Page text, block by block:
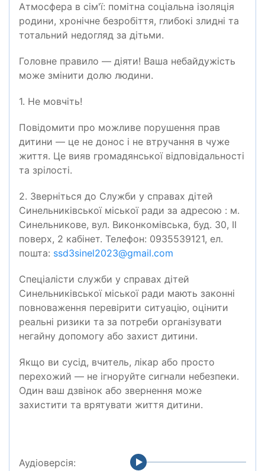
Атмосфера в сім'ї: помітна соціальна ізоляція
родини, хронічне безробіття, глибокі злидні та
тотальний недогляд за дітьми.
Головне правило — діяти! Ваша небайдужість
може змінити долю людини.
1. Не мовчіть!
Повідомити про можливе порушення прав
дитини — це не донос і не втручання в чуже
життя. Це вияв громадянської відповідальності
та зрілості.
2. Зверніться до Служби у справах дітей
Синельниківської міської ради за адресою : м.
Синельникове, вул. Виконкомівська, буд. 30, ІІ
поверх, 2 кабінет. Телефон: 0935539121, ел.
пошта: ssd3sinel2023@gmail.com
Спеціалісти служби у справах дітей
Синельниківської міської ради мають законні
повноваження перевірити ситуацію, оцінити
реальні ризики та за потреби організувати
негайну допомогу або захист дитини.
Якщо ви сусід, вчитель, лікар або просто
перехожий — не ігноруйте сигнали небезпеки.
Один ваш дзвінок або звернення може
захистити та врятувати життя дитини.
Аудіоверсія: